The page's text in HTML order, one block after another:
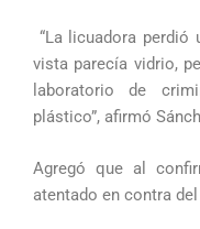
“La licuadora perdió
vista parecía vidrio,
laboratorio de
plástico”, afirmó
Agregó que al
atentado en contra